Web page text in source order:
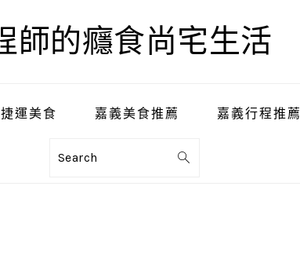
師的癮食尚宅生活
捷運美食 嘉義美食推薦 嘉義行程推薦
Search